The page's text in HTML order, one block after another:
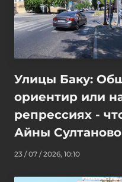
Улицы Баку:
ориентир или
репрессиях -
Айны
23 / 07 / 2026, 10:10